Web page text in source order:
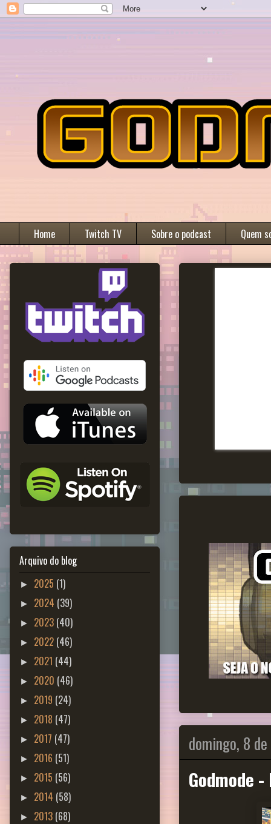
Home Twitch TV Sobre o podcast Quem
domingo, 8
Godmode
Arquivo do blog
► 2025 (1)
► 2024 (39)
► 2023 (40)
► 2022 (46)
► 2021 (44)
► 2020 (46)
► 2019 (24)
► 2018 (47)
► 2017 (47)
► 2016 (51)
► 2015 (56)
► 2014 (58)
► 2013 (68)